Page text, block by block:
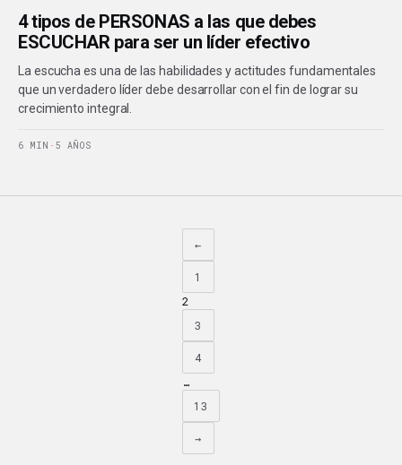
4 tipos de PERSONAS a las que debes
ESCUCHAR para ser un líder efectivo
La escucha es una de las habilidades y actitudes fundamentales
que un verdadero líder debe desarrollar con el fin de lograr su
crecimiento integral.
6 MIN · 5 AÑOS
←
1
2
3
4
…
13
→